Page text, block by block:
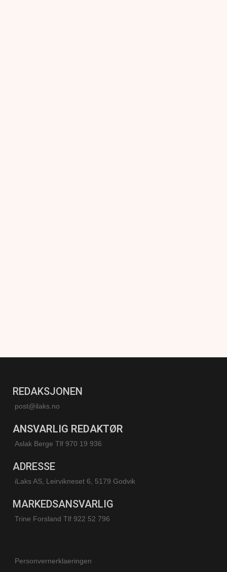
REDAKSJONEN
post@ilaks.no
ANSVARLIG REDAKTØR
Aslak Berge Tlf 970 19 936
ADRESSE
iLaks AS, Leirvikneset 6, 5179 Godvik
MARKEDSANSVARLIG
Trine Forsland Tlf 922 52 796
Personvernerklaeringen